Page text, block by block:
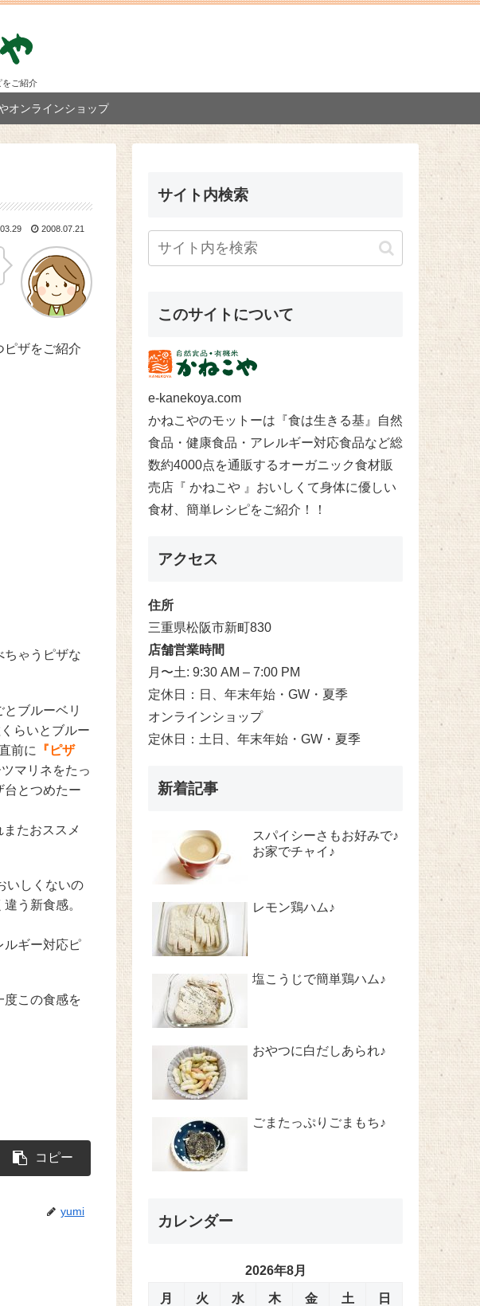
をご紹介
オンラインショップ
2008.07.21
ピザをご紹介
ゃうピザな
ブルーベリ
らいとブルー
前に
『ピザ
マリネをたっ
台とつめたー
たおススメ
いしくないの
う新食感。
ルギー対応ピ
度この食感を
コピー
yumi
サイト内検索
このサイトについて
e-kanekoya.com
かねこやのモットーは『食は生きる基』自然
食品・健康食品・アレルギー対応食品など総
数約4000点を通販するオーガニック食材販
売店『 かねこや 』おいしくて身体に優しい
食材、簡単レシピをご紹介！！
アクセス
住所
三重県松阪市新町830
店舗営業時間
月〜土: 9:30 AM – 7:00 PM
定休日：日、年末年始・GW・夏季
オンラインショップ
定休日：土日、年末年始・GW・夏季
新着記事
スパイシーさもお好みで♪
お家でチャイ♪
レモン鶏ハム♪
塩こうじで簡単鶏ハム♪
おやつに白だしあられ♪
ごまたっぷりごまもち♪
カレンダー
2026年8月
月 火 水 木 金 土 日